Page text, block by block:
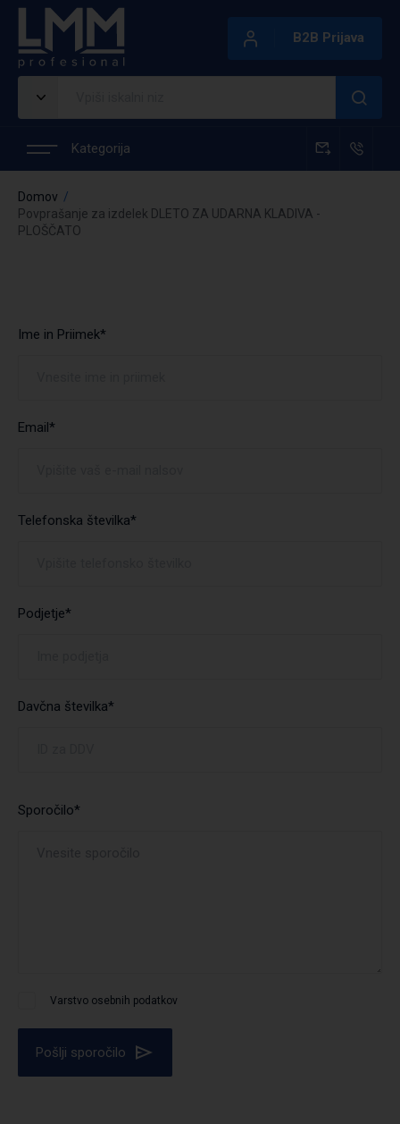
B2B Prijava
Kategorija
Domov
Povprašanje za izdelek DLETO ZA UDARNA KLADIVA -
PLOŠČATO
Ime in Priimek*
Email*
Telefonska številka*
Podjetje*
Davčna številka*
Sporočilo*
Varstvo osebnih podatkov
Pošlji sporočilo